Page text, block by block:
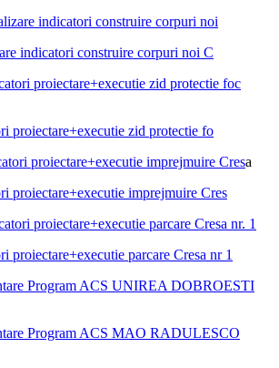
indicatori construire corpuri noi
indicatori construire corpuri noi C
proiectare+executie zid protectie foc
proiectare+executie zid protectie fo
proiectare+executie imprejmuire Cresa
proiectare+executie imprejmuire Cres
proiectare+executie parcare Cresa nr. 1
proiectare+executie parcare Cresa nr 1
Program ACS UNIREA DOBROESTI
Program ACS MAO RADULESCO